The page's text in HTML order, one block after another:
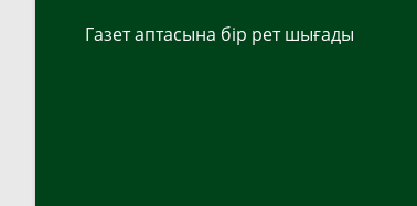
Газет аптасына бір рет шығады